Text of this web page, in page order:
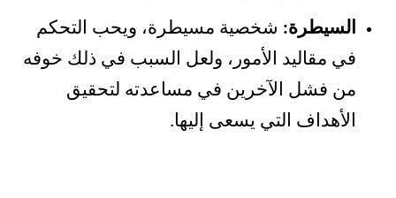
السيطرة: شخصية مسيطرة، ويحب التحكم
في مقاليد الأمور، ولعل السبب في ذلك خوفه
من فشل الآخرين في مساعدته لتحقيق
الأهداف التي يسعى إليها.